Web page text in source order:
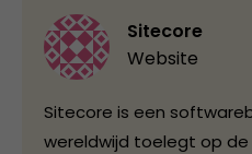
Sitecore
Website
Sitecore is een
wereldwijd toelegt op de